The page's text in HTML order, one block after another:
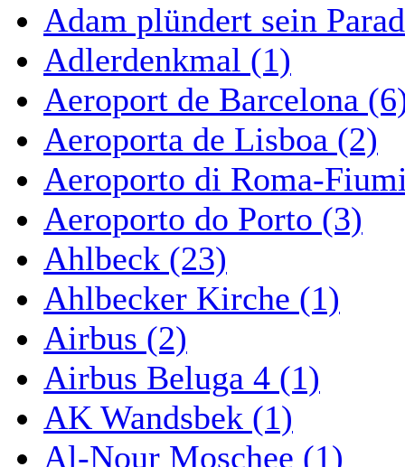
Adam plündert sein
Adlerdenkmal (1)
Aeroport de Barcelona
Aeroporta de Lisboa (2)
Aeroporto di Roma-
Aeroporto do Porto (3)
Ahlbeck (23)
Ahlbecker Kirche (1)
Airbus (2)
Airbus Beluga 4 (1)
AK Wandsbek (1)
Al-Nour Moschee (1)